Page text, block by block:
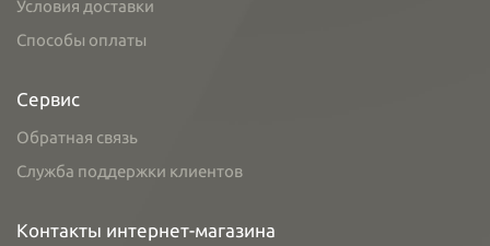
Условия доставки
Способы оплаты
Сервис
Обратная связь
Служба поддержки клиентов
Контакты интернет-магазина